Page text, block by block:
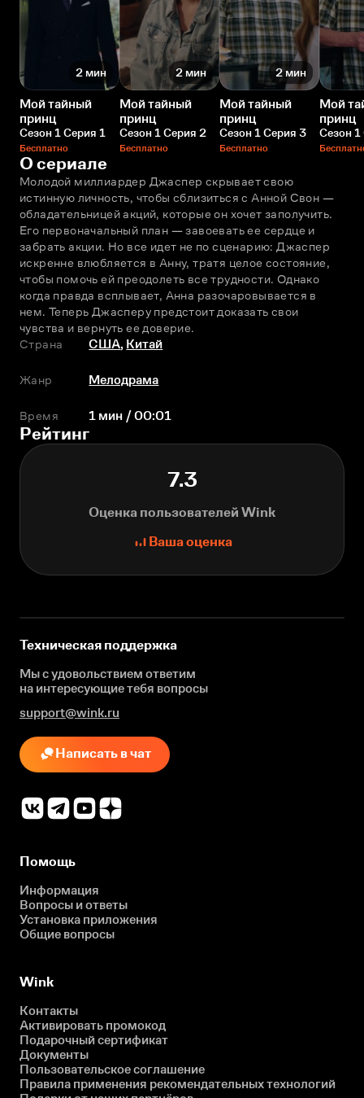
2 мин
Мой тайный
принц
Сезон 1 Серия 1
Бесплатно
2 мин
Мой тайный
принц
Сезон 1 Серия 2
Бесплатно
2 мин
Мой тайный
принц
Сезон 1 Серия 3
Бесплатно
Мой
принц
Сезон
О сериале
Молодой миллиардер Джаспер скрывает свою
истинную личность, чтобы сблизиться с Анной Свон —
обладательницей акций, которые он хочет заполучить.
Его первоначальный план — завоевать ее сердце и
забрать акции. Но все идет не по сценарию: Джаспер
искренне влюбляется в Анну, тратя целое состояние,
чтобы помочь ей преодолеть все трудности. Однако
когда правда всплывает, Анна разочаровывается в
нем. Теперь Джасперу предстоит доказать свои
чувства и вернуть ее доверие.
Страна
США, Китай
Жанр Мелодрама
Время 1 мин / 00:01
Рейтинг
7.3
Оценка пользователей Wink
Ваша оценка
Техническая поддержка
Мы с удовольствием ответим
на интересующиетебя вопросы
support@wink.ru
Написать в чат
Помощь
Информация
Вопросы и ответы
Установка приложения
Общие вопросы
Wink
Контакты
Активировать промокод
Подарочный сертификат
Документы
Пользовательское соглашение
Правила применения рекомендательных технологий